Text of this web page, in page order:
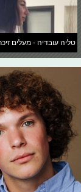
טליה עובדיה - מעלים